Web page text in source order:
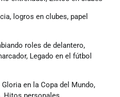
logros en clubes, papel
roles de delantero,
Legado en el fútbol
en la Copa del Mundo,